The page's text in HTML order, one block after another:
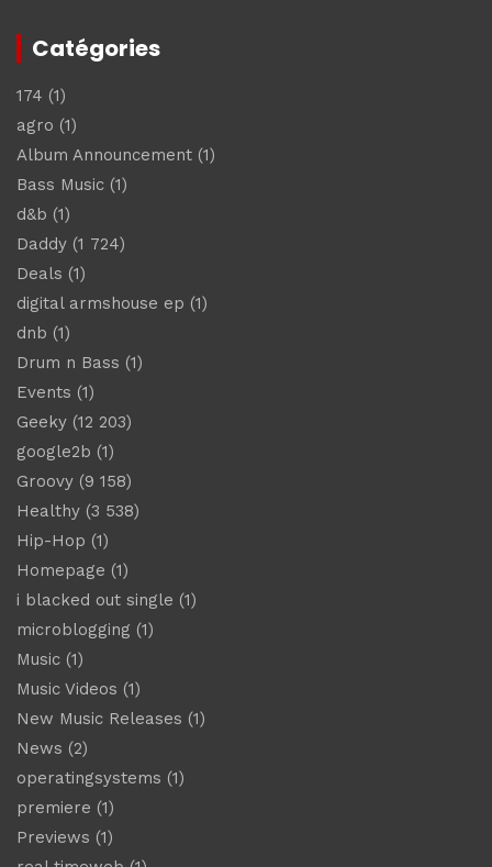
Catégories
174 (1)
agro (1)
Album Announcement (1)
Bass Music (1)
d&b (1)
Daddy (1 724)
Deals (1)
digital armshouse ep (1)
dnb (1)
Drum n Bass (1)
Events (1)
Geeky (12 203)
google2b (1)
Groovy (9 158)
Healthy (3 538)
Hip-Hop (1)
Homepage (1)
i blacked out single (1)
microblogging (1)
Music (1)
Music Videos (1)
New Music Releases (1)
News (2)
operatingsystems (1)
premiere (1)
Previews (1)